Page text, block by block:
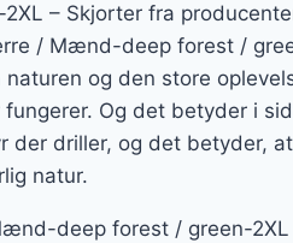
– Skjorter fra
/ Mænd-deep forest /
og den store
Og det betyder i
der driller, og det betyder,
natur.
deep forest / green-